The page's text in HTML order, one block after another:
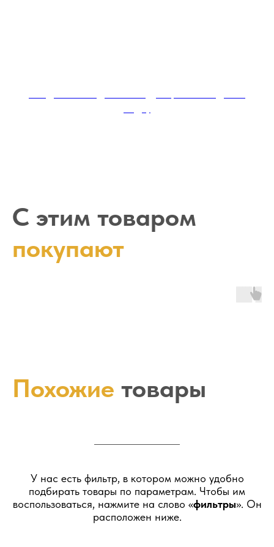
С этим товаром
покупают
Похожие товары
У нас есть фильтр, в котором можно удобно
подбирать товары по параметрам. Чтобы им
воспользоваться, нажмите на слово «фильтры». Он
расположен ниже.